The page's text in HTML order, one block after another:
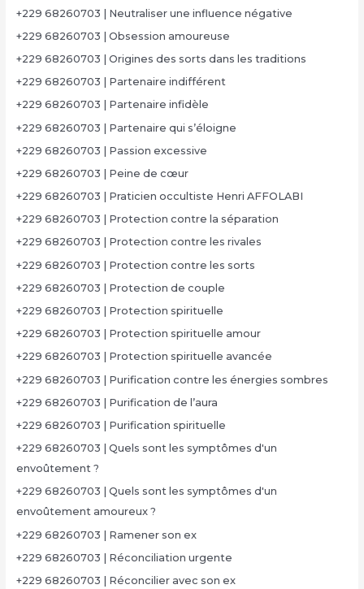
+229 68260703 | Neutraliser une influence négative
+229 68260703 | Obsession amoureuse
+229 68260703 | Origines des sorts dans les traditions
+229 68260703 | Partenaire indifférent
+229 68260703 | Partenaire infidèle
+229 68260703 | Partenaire qui s’éloigne
+229 68260703 | Passion excessive
+229 68260703 | Peine de cœur
+229 68260703 | Praticien occultiste Henri AFFOLABI
+229 68260703 | Protection contre la séparation
+229 68260703 | Protection contre les rivales
+229 68260703 | Protection contre les sorts
+229 68260703 | Protection de couple
+229 68260703 | Protection spirituelle
+229 68260703 | Protection spirituelle amour
+229 68260703 | Protection spirituelle avancée
+229 68260703 | Purification contre les énergies sombres
+229 68260703 | Purification de l’aura
+229 68260703 | Purification spirituelle
+229 68260703 | Quels sont les symptômes d'un
envoûtement ?
+229 68260703 | Quels sont les symptômes d'un
envoûtement amoureux ?
+229 68260703 | Ramener son ex
+229 68260703 | Réconciliation urgente
+229 68260703 | Réconcilier avec son ex